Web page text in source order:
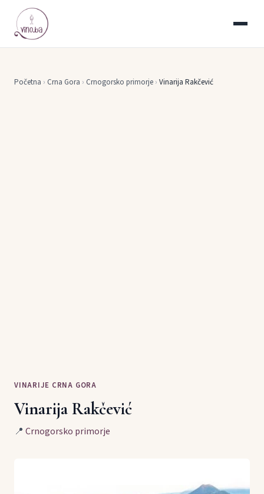
Početna › Crna Gora › Crnogorsko primorje › Vinarija Rakčević
VINARIJE CRNA GORA
Vinarija Rakčević
📍 Crnogorsko primorje